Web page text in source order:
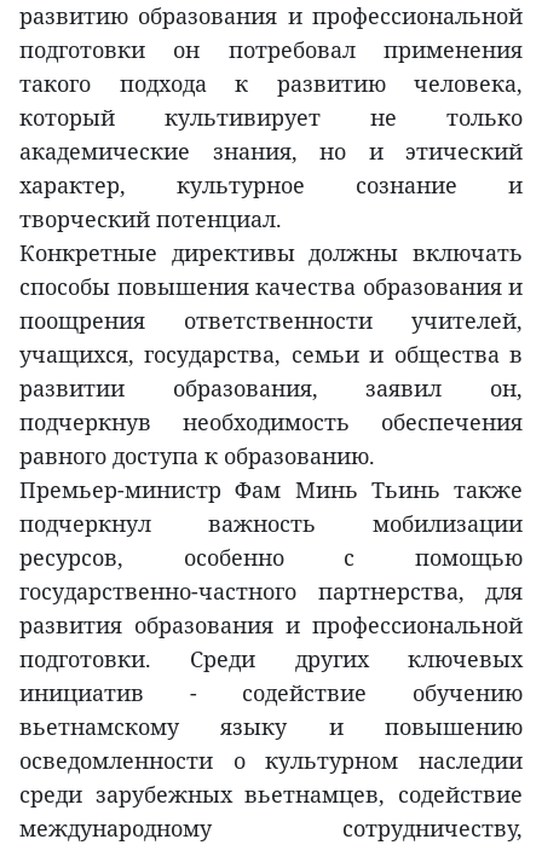
развитию образования и профессиональной
подготовки он потребовал применения
такого подхода к развитию человека,
который культивирует не только
академические знания, но и этический
характер, культурное сознание и
творческий потенциал.
Конкретные директивы должны включать
способы повышения качества образования и
поощрения ответственности учителей,
учащихся, государства, семьи и общества в
развитии образования, заявил он,
подчеркнув необходимость обеспечения
равного доступа к образованию.
Премьер-министр Фам Минь Тьинь также
подчеркнул важность мобилизации
ресурсов, особенно с помощью
государственно-частного партнерства, для
развития образования и профессиональной
подготовки. Среди других ключевых
инициатив - содействие обучению
вьетнамскому языку и повышению
осведомленности о культурном наследии
среди зарубежных вьетнамцев, содействие
международному сотрудничеству,